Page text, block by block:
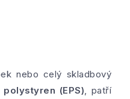
nebo celý skladbový
polystyren (EPS), patří